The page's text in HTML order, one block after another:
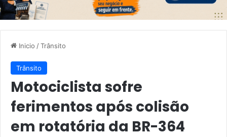
Inicio /Trânsito
Trânsito
Motociclista sofre
ferimentos após colisão
em rotatória da BR-364